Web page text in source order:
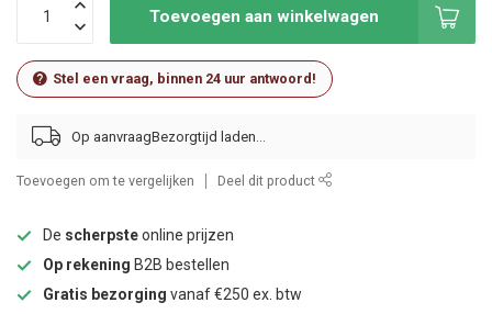
Toevoegen aan winkelwagen
Stel een vraag, binnen 24 uur antwoord!
Op aanvraag
Toevoegen om te vergelijken Deel dit product
De scherpsteonline prijzen
Op rekening B2B bestellen
Gratis bezorging vanaf €250 ex. btw